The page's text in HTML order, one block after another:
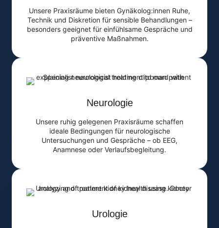
Unsere Praxisräume bieten Gynäkolog:innen Ruhe,
Technik und Diskretion für sensible Behandlungen –
besonders geeignet für einfühlsame Gespräche und
präventive Maßnahmen.
Neurologie
Unsere ruhig gelegenen Praxisräume schaffen
ideale Bedingungen für neurologische
Untersuchungen und Gespräche – ob EEG,
Anamnese oder Verlaufsbegleitung.
Urologie